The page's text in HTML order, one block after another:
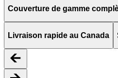
Couverture de gamme
Livraison rapide au Canada